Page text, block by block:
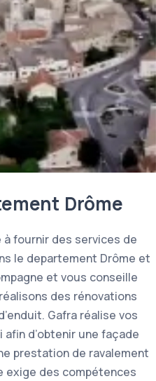
Drôme
à fournir des services de
le departement Drôme et
et vous conseille
des rénovations
Gafra réalise vos
d’obtenir une façade
prestation de ravalement
exige des compétences